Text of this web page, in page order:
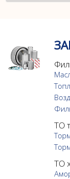
ТО
ТО